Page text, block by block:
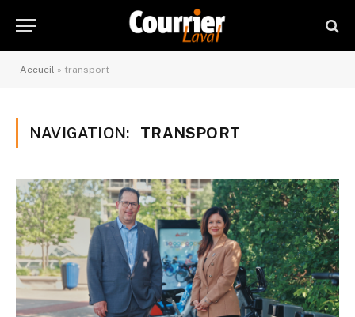
Accueil » transport
NAVIGATION: TRANSPORT